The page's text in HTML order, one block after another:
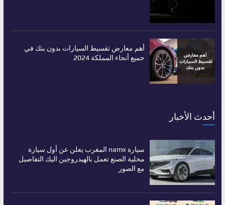
أهم معارض تقسيط السيارات بدون بنك في
جميع أنحاء المملكة 2024
أحدث الأخبار
سيارة namx المغرب يعلن عن أول سيارة
محلية الصنع تعمل بالهيدروجين اليك التفاصيل
مع الصور